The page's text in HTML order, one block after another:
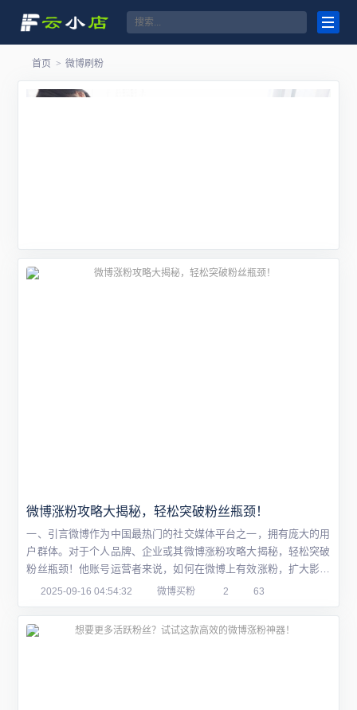
首页 > 微博刷粉
微博涨粉攻略大揭秘，轻松突破粉丝瓶颈！
一、引言微博作为中国最热门的社交媒体平台之一，拥有庞大的用
户群体。对于个人品牌、企业或其微博涨粉攻略大揭秘，轻松突破
粉丝瓶颈！他账号运营者来说，如何在微博上有效涨粉，扩大影响
力是一个值得探讨的话题。本文将为大家分享一些微博涨粉的攻
2. 内容质量：发布有趣、有见地、有价...
2025-09-16 04:54:32 微博买粉 2 63